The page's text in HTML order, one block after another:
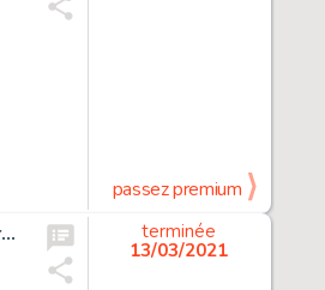
passez premium
Marshal Law #1 Couverture Originale (Strip/Marvel UK, 1990). Kevin O'Neill Marshal Law #1 Original Art Cover (Strip/Marvel UK, 1990).
terminée
13/03/2021